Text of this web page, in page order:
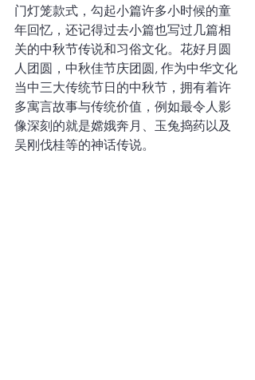
门灯笼款式，勾起小篇许多小时候的童
年回忆，还记得过去小篇也写过几篇相
关的中秋节传说和习俗文化。花好月圆
人团圆，中秋佳节庆团圆, 作为中华文化
当中三大传统节日的中秋节，拥有着许
多寓言故事与传统价值，例如最令人影
像深刻的就是嫦娥奔月、玉兔捣药以及
吴刚伐桂等的神话传说。